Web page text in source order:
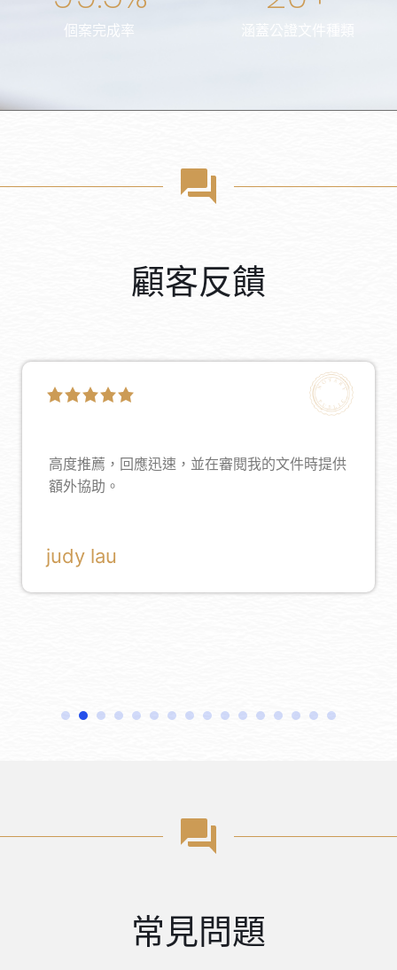
個案完成率
顧客反饋
judy lau
高度推薦，回應迅速，並在審閱我的文件時提供
額外協助。
常見問題